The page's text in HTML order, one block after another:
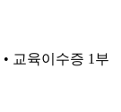
• 교육이수증 1부